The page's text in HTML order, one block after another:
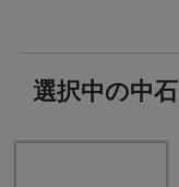
選択中の中石